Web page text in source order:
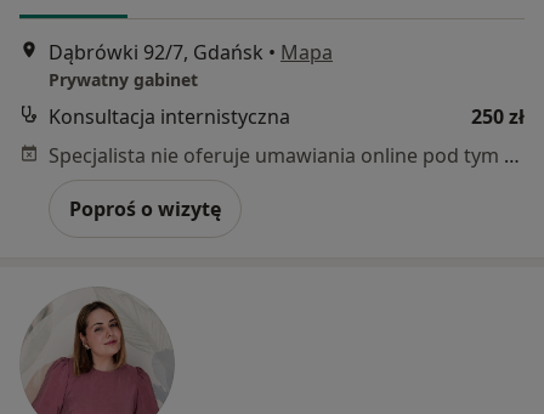
Dąbrówki 92/7, Gdańsk • Mapa
Prywatny gabinet
Konsultacja internistyczna
250 zł
Specjalista nie oferuje umawiania online pod tym adresem.
Poproś o wizytę